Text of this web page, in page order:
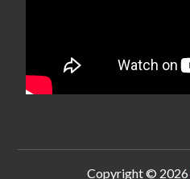
Copyright © 2026